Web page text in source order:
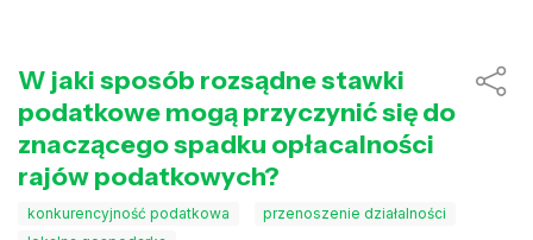
W jaki sposób rozsądne stawki
podatkowe mogą przyczynić się do
znaczącego spadku opłacalności
rajów podatkowych?
konkurencyjność podatkowa
przenoszenie działalności